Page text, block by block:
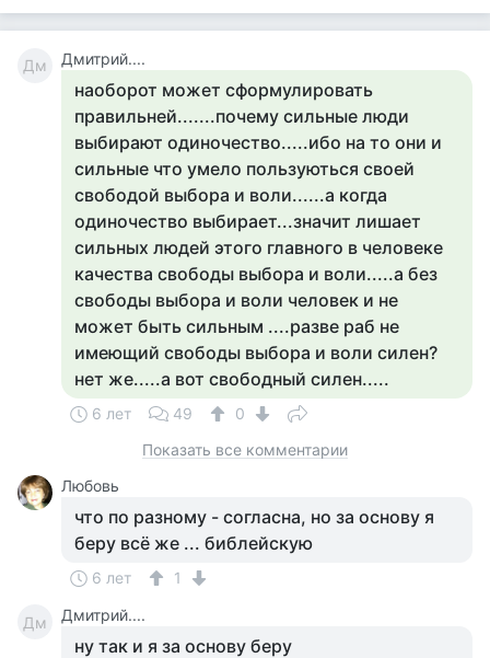
Дм Дмитрий....
наоборот может сформулировать
правильней.......почему сильные люди
выбирают одиночество.....ибо на то они и
сильные что умело пользуються своей
свободой выбора и воли......а когда
одиночество выбирает...значит лишает
сильных людей этого главного в человеке
качества свободы выбора и воли.....а без
свободы выбора и воли человек и не
может быть сильным ....разве раб не
имеющий свободы выбора и воли силен?
нет же.....а вот свободный силен.....
6 лет 49
0
Показать все комментарии
Любовь
что по разному - согласна, но за основу я
беру всё же ... библейскую
6 лет 1
Дм Дмитрий....
ну так и я за основу беру